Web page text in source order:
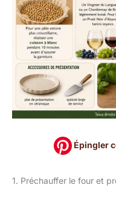
Épingler
1. Préchauffer le four et